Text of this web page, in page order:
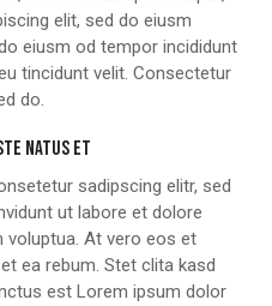
elit, sed do eiusm
eiusm od tempor incididunt
tincidunt velit. Consectetur
do.
NATUS ET
sadipscing elitr, sed
ut labore et dolore
voluptua. At vero eos et
ea rebum. Stet clita kasd
est Lorem ipsum dolor